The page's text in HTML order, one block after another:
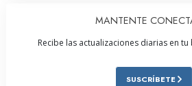
MANTENTE
Recibe las actualizaciones diarias en
SUSCRÍBETE